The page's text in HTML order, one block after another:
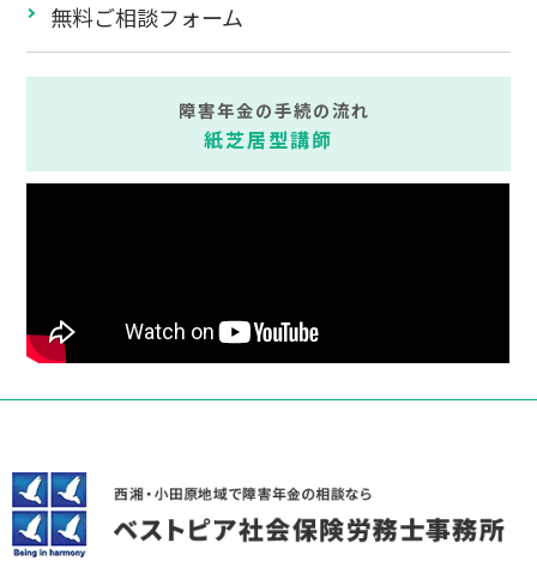
無料ご相談フォーム
障害年金の手続の流れ
紙芝居型講師